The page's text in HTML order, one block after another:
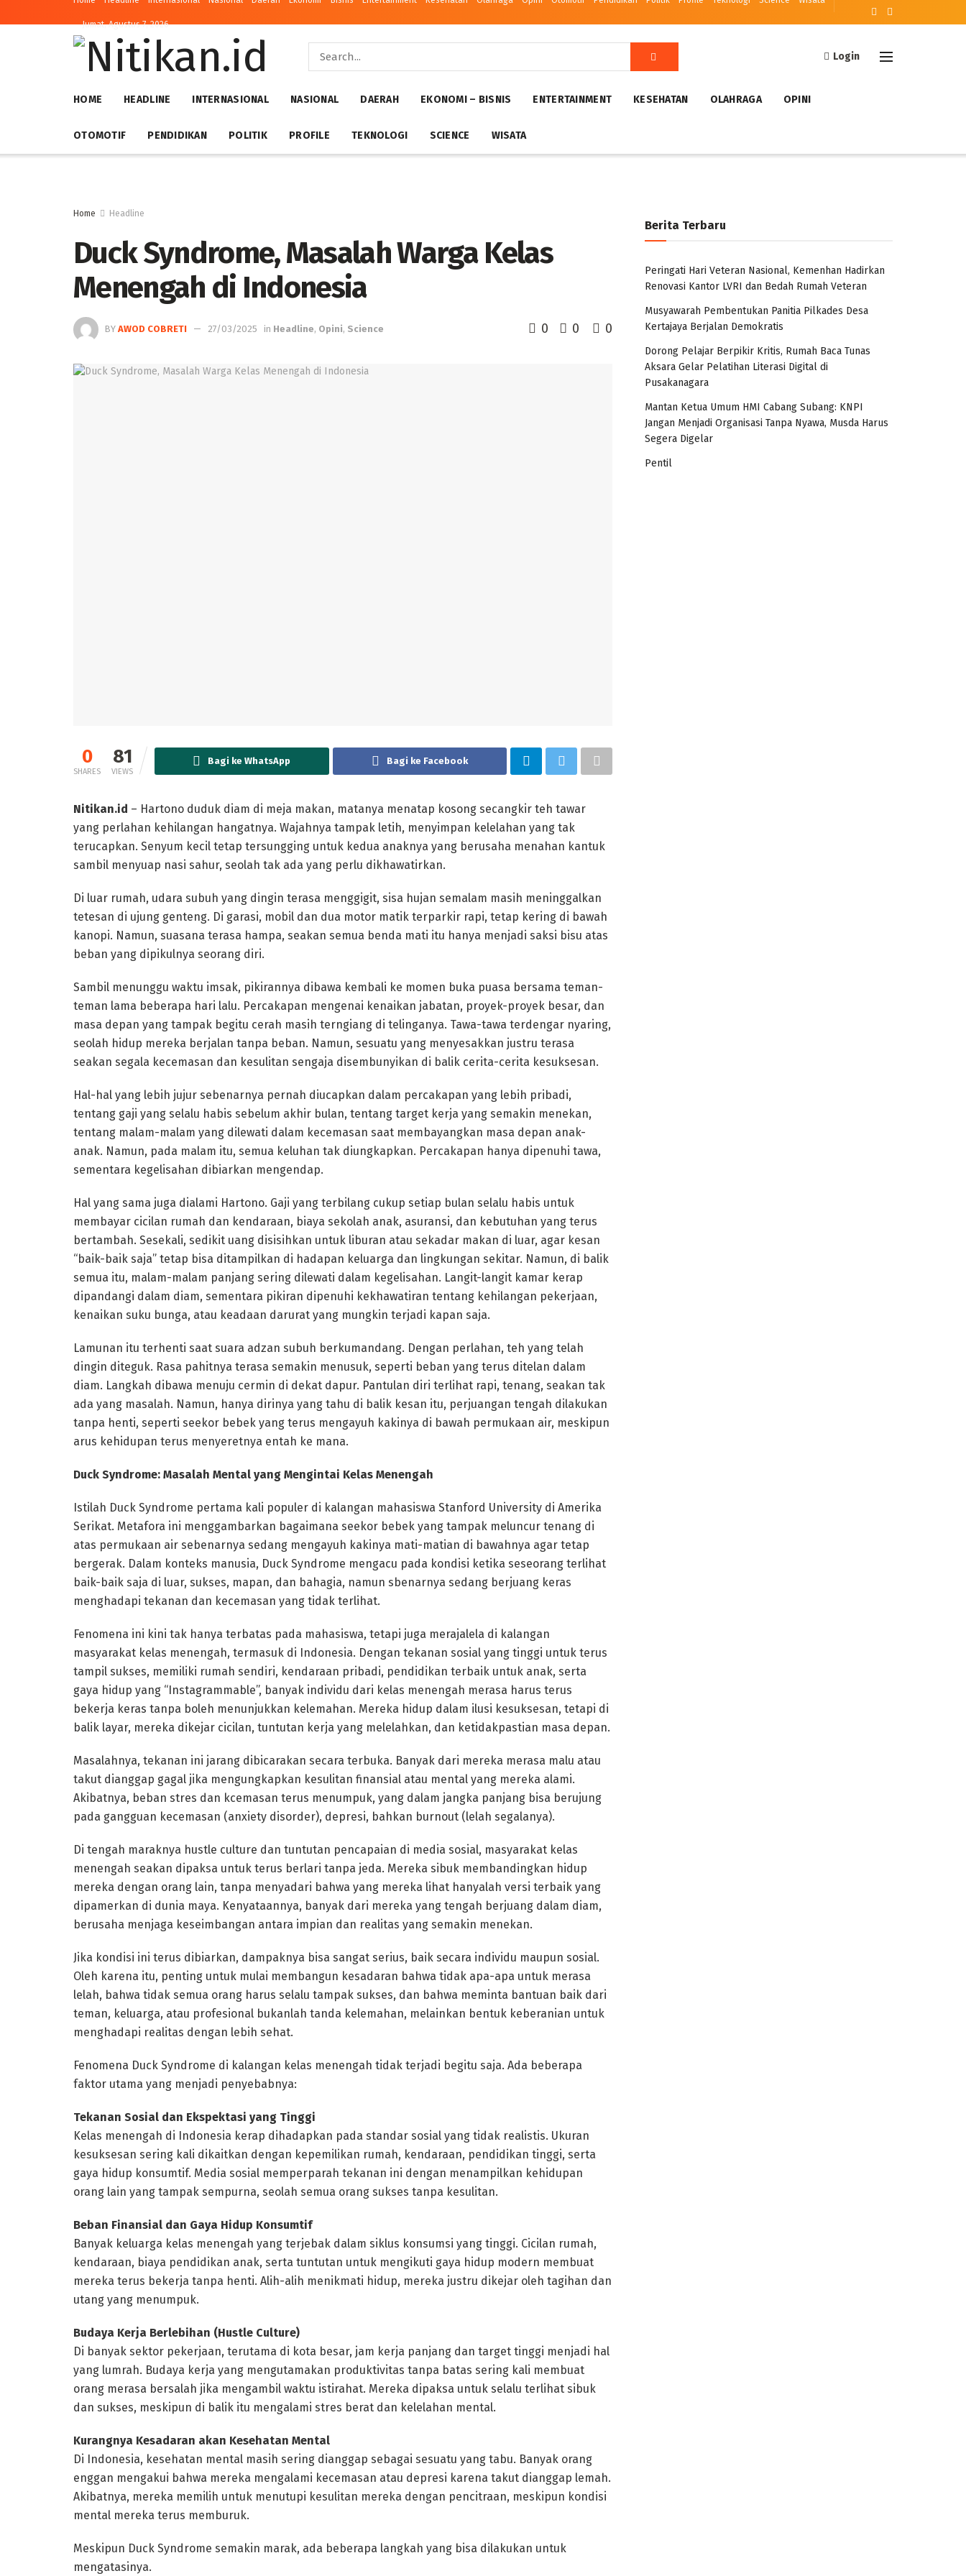
Jumat, Agustus 7, 2026
Login
HOME HEADLINE INTERNASIONAL NASIONAL DAERAH EKONOMI – BISNIS ENTERTAINMENT KESEHATAN OLAHRAGA OPINI
OTOMOTIF PENDIDIKAN POLITIK PROFILE TEKNOLOGI SCIENCE WISATA
Home Headline
Duck Syndrome, Masalah Warga Kelas
Menengah di Indonesia
BY AWOD COBRETI 27/03/2025 in Headline, Opini, Science 0 0 0
0
SHARES
81
VIEWS
Bagi ke WhatsApp Bagi ke Facebook
Nitikan.id – Hartono duduk diam di meja makan, matanya menatap kosong secangkir teh tawar
yang perlahan kehilangan hangatnya. Wajahnya tampak letih, menyimpan kelelahan yang tak
terucapkan. Senyum kecil tetap tersungging untuk kedua anaknya yang berusaha menahan kantuk
sambil menyuap nasi sahur, seolah tak ada yang perlu dikhawatirkan.
Di luar rumah, udara subuh yang dingin terasa menggigit, sisa hujan semalam masih meninggalkan
tetesan di ujung genteng. Di garasi, mobil dan dua motor matik terparkir rapi, tetap kering di bawah
kanopi. Namun, suasana terasa hampa, seakan semua benda mati itu hanya menjadi saksi bisu atas
beban yang dipikulnya seorang diri.
Sambil menunggu waktu imsak, pikirannya dibawa kembali ke momen buka puasa bersama teman-
teman lama beberapa hari lalu. Percakapan mengenai kenaikan jabatan, proyek-proyek besar, dan
masa depan yang tampak begitu cerah masih terngiang di telinganya. Tawa-tawa terdengar nyaring,
seolah hidup mereka berjalan tanpa beban. Namun, sesuatu yang menyesakkan justru terasa
seakan segala kecemasan dan kesulitan sengaja disembunyikan di balik cerita-cerita kesuksesan.
Hal-hal yang lebih jujur sebenarnya pernah diucapkan dalam percakapan yang lebih pribadi,
tentang gaji yang selalu habis sebelum akhir bulan, tentang target kerja yang semakin menekan,
tentang malam-malam yang dilewati dalam kecemasan saat membayangkan masa depan anak-
anak. Namun, pada malam itu, semua keluhan tak diungkapkan. Percakapan hanya dipenuhi tawa,
sementara kegelisahan dibiarkan mengendap.
Hal yang sama juga dialami Hartono. Gaji yang terbilang cukup setiap bulan selalu habis untuk
membayar cicilan rumah dan kendaraan, biaya sekolah anak, asuransi, dan kebutuhan yang terus
bertambah. Sesekali, sedikit uang disisihkan untuk liburan atau sekadar makan di luar, agar kesan
“baik-baik saja” tetap bisa ditampilkan di hadapan keluarga dan lingkungan sekitar. Namun, di balik
semua itu, malam-malam panjang sering dilewati dalam kegelisahan. Langit-langit kamar kerap
dipandangi dalam diam, sementara pikiran dipenuhi kekhawatiran tentang kehilangan pekerjaan,
kenaikan suku bunga, atau keadaan darurat yang mungkin terjadi kapan saja.
Lamunan itu terhenti saat suara adzan subuh berkumandang. Dengan perlahan, teh yang telah
dingin diteguk. Rasa pahitnya terasa semakin menusuk, seperti beban yang terus ditelan dalam
diam. Langkah dibawa menuju cermin di dekat dapur. Pantulan diri terlihat rapi, tenang, seakan tak
ada yang masalah. Namun, hanya dirinya yang tahu di balik kesan itu, perjuangan tengah dilakukan
tanpa henti, seperti seekor bebek yang terus mengayuh kakinya di bawah permukaan air, meskipun
arus kehidupan terus menyeretnya entah ke mana.
Duck Syndrome: Masalah Mental yang Mengintai Kelas Menengah
Istilah Duck Syndrome pertama kali populer di kalangan mahasiswa Stanford University di Amerika
Serikat. Metafora ini menggambarkan bagaimana seekor bebek yang tampak meluncur tenang di
atas permukaan air sebenarnya sedang mengayuh kakinya mati-matian di bawahnya agar tetap
bergerak. Dalam konteks manusia, Duck Syndrome mengacu pada kondisi ketika seseorang terlihat
baik-baik saja di luar, sukses, mapan, dan bahagia, namun sbenarnya sedang berjuang keras
menghadapi tekanan dan kecemasan yang tidak terlihat.
Fenomena ini kini tak hanya terbatas pada mahasiswa, tetapi juga merajalela di kalangan
masyarakat kelas menengah, termasuk di Indonesia. Dengan tekanan sosial yang tinggi untuk terus
tampil sukses, memiliki rumah sendiri, kendaraan pribadi, pendidikan terbaik untuk anak, serta
gaya hidup yang “Instagrammable”, banyak individu dari kelas menengah merasa harus terus
bekerja keras tanpa boleh menunjukkan kelemahan. Mereka hidup dalam ilusi kesuksesan, tetapi di
balik layar, mereka dikejar cicilan, tuntutan kerja yang melelahkan, dan ketidakpastian masa depan.
Masalahnya, tekanan ini jarang dibicarakan secara terbuka. Banyak dari mereka merasa malu atau
takut dianggap gagal jika mengungkapkan kesulitan finansial atau mental yang mereka alami.
Akibatnya, beban stres dan kcemasan terus menumpuk, yang dalam jangka panjang bisa berujung
pada gangguan kecemasan (anxiety disorder), depresi, bahkan burnout (lelah segalanya).
Di tengah maraknya hustle culture dan tuntutan pencapaian di media sosial, masyarakat kelas
menengah seakan dipaksa untuk terus berlari tanpa jeda. Mereka sibuk membandingkan hidup
mereka dengan orang lain, tanpa menyadari bahwa yang mereka lihat hanyalah versi terbaik yang
dipamerkan di dunia maya. Kenyataannya, banyak dari mereka yang tengah berjuang dalam diam,
berusaha menjaga keseimbangan antara impian dan realitas yang semakin menekan.
Jika kondisi ini terus dibiarkan, dampaknya bisa sangat serius, baik secara individu maupun sosial.
Oleh karena itu, penting untuk mulai membangun kesadaran bahwa tidak apa-apa untuk merasa
lelah, bahwa tidak semua orang harus selalu tampak sukses, dan bahwa meminta bantuan baik dari
teman, keluarga, atau profesional bukanlah tanda kelemahan, melainkan bentuk keberanian untuk
menghadapi realitas dengan lebih sehat.
Fenomena Duck Syndrome di kalangan kelas menengah tidak terjadi begitu saja. Ada beberapa
faktor utama yang menjadi penyebabnya:
Tekanan Sosial dan Ekspektasi yang Tinggi
Kelas menengah di Indonesia kerap dihadapkan pada standar sosial yang tidak realistis. Ukuran
kesuksesan sering kali dikaitkan dengan kepemilikan rumah, kendaraan, pendidikan tinggi, serta
gaya hidup konsumtif. Media sosial memperparah tekanan ini dengan menampilkan kehidupan
orang lain yang tampak sempurna, seolah semua orang sukses tanpa kesulitan.
Beban Finansial dan Gaya Hidup Konsumtif
Banyak keluarga kelas menengah yang terjebak dalam siklus konsumsi yang tinggi. Cicilan rumah,
kendaraan, biaya pendidikan anak, serta tuntutan untuk mengikuti gaya hidup modern membuat
mereka terus bekerja tanpa henti. Alih-alih menikmati hidup, mereka justru dikejar oleh tagihan dan
utang yang menumpuk.
Budaya Kerja Berlebihan (Hustle Culture)
Di banyak sektor pekerjaan, terutama di kota besar, jam kerja panjang dan target tinggi menjadi hal
yang lumrah. Budaya kerja yang mengutamakan produktivitas tanpa batas sering kali membuat
orang merasa bersalah jika mengambil waktu istirahat. Mereka dipaksa untuk selalu terlihat sibuk
dan sukses, meskipun di balik itu mengalami stres berat dan kelelahan mental.
Kurangnya Kesadaran akan Kesehatan Mental
Di Indonesia, kesehatan mental masih sering dianggap sebagai sesuatu yang tabu. Banyak orang
enggan mengakui bahwa mereka mengalami kecemasan atau depresi karena takut dianggap lemah.
Akibatnya, mereka memilih untuk menutupi kesulitan mereka dengan pencitraan, meskipun kondisi
mental mereka terus memburuk.
Meskipun Duck Syndrome semakin marak, ada beberapa langkah yang bisa dilakukan untuk
mengatasinya.
Berita Terbaru
Peringati Hari Veteran Nasional, Kemenhan Hadirkan
Renovasi Kantor LVRI dan Bedah Rumah Veteran
Musyawarah Pembentukan Panitia Pilkades Desa
Kertajaya Berjalan Demokratis
Dorong Pelajar Berpikir Kritis, Rumah Baca Tunas
Aksara Gelar Pelatihan Literasi Digital di
Pusakanagara
Mantan Ketua Umum HMI Cabang Subang: KNPI
Jangan Menjadi Organisasi Tanpa Nyawa, Musda Harus
Segera Digelar
Pentil